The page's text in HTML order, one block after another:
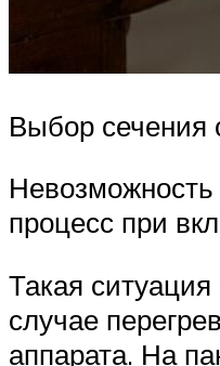
Выбор сечения
процесс при
Такая ситуация
случае
аппарата. На